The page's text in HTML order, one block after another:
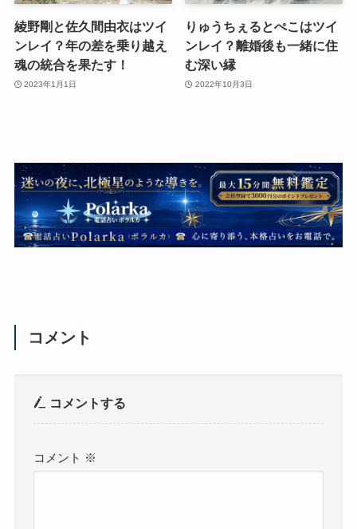
綾野剛と佐久間由衣はツイ
ンレイ？年の差を乗り越え
魂の統合を果たす！
2023年1月1日
りゅうちぇるとぺこはツイ
ンレイ？離婚後も一緒に住
む深い縁
2022年10月3日
コメント
コメントする
コメント ※